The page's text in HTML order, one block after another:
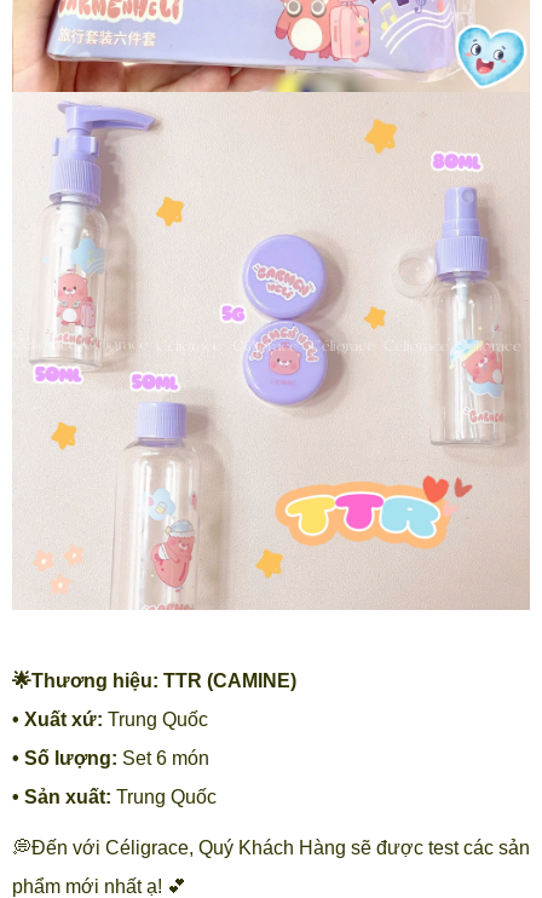
🌟Thương hiệu: TTR (CAMINE)
• Xuất xứ: Trung Quốc
• Số lượng: Set 6 món
• Sản xuất: Trung Quốc
💭Đến với Céligrace, Quý Khách Hàng sẽ được test các sản
phẩm mới nhất ạ! 💕